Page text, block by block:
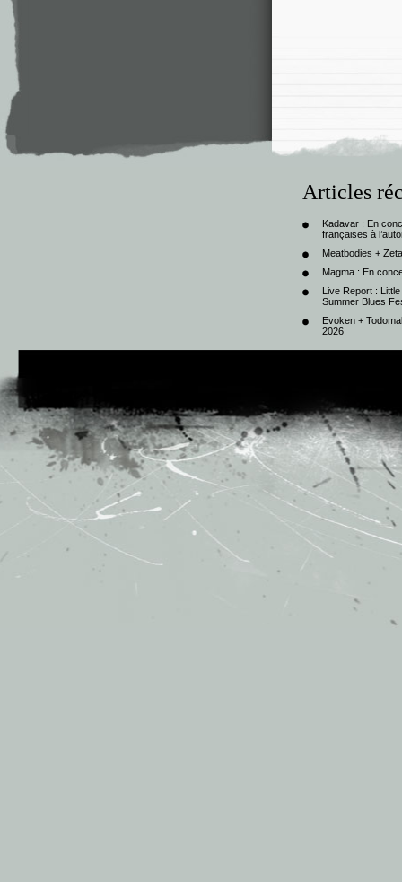
Articles
Kadavar : En
françaises à
Meatbodies +
Magma : En
Live Report :
Summer Blues
Evoken +
2026